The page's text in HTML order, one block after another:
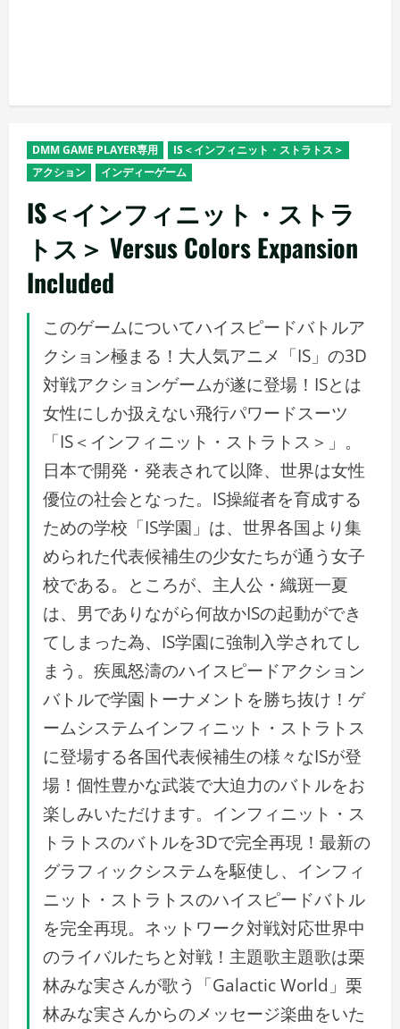
DMM GAME PLAYER専用
IS＜インフィニット・ストラトス＞
アクション
インディーゲーム
IS＜インフィニット・ストラ
トス＞ Versus Colors Expansion
Included
このゲームについてハイスピードバトルア
クション極まる！大人気アニメ「IS」の3D
対戦アクションゲームが遂に登場！ISとは
女性にしか扱えない飛行パワードスーツ
「IS＜インフィニット・ストラトス＞」。
日本で開発・発表されて以降、世界は女性
優位の社会となった。IS操縦者を育成する
ための学校「IS学園」は、世界各国より集
められた代表候補生の少女たちが通う女子
校である。ところが、主人公・織斑一夏
は、男でありながら何故かISの起動ができ
てしまった為、IS学園に強制入学されてし
まう。疾風怒濤のハイスピードアクション
バトルで学園トーナメントを勝ち抜け！ゲ
ームシステムインフィニット・ストラトス
に登場する各国代表候補生の様々なISが登
場！個性豊かな武装で大迫力のバトルをお
楽しみいただけます。インフィニット・ス
トラトスのバトルを3Dで完全再現！最新の
グラフィックシステムを駆使し、インフィ
ニット・ストラトスのハイスピードバトル
を完全再現。ネットワーク対戦対応世界中
のライバルたちと対戦！主題歌主題歌は栗
林みな実さんが歌う「Galactic World」栗
林みな実さんからのメッセージ楽曲をいた